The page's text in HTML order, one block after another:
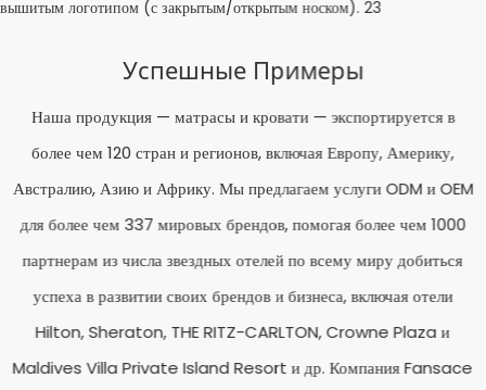
Успешные Примеры
Наша продукция — матрасы и кровати — экспортируется в
более чем 120 стран и регионов, включая Европу, Америку,
Австралию, Азию и Африку. Мы предлагаем услуги ODM и OEM
для более чем 337 мировых брендов, помогая более чем 1000
партнерам из числа звездных отелей по всему миру добиться
успеха в развитии своих брендов и бизнеса, включая отели
Hilton, Sheraton, THE RITZ-CARLTON, Crowne Plaza и
Maldives Villa Private Island Resort и др. Компания Fansace